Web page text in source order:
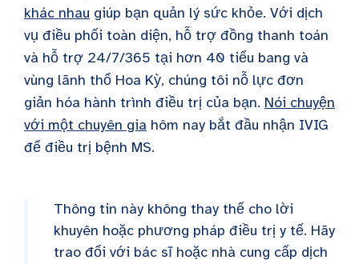
khác nhau giúp bạn quản lý sức khỏe. Với dịch
vụ điều phối toàn diện, hỗ trợ đồng thanh toán
và hỗ trợ 24/7/365 tại hơn 40 tiểu bang và
vùng lãnh thổ Hoa Kỳ, chúng tôi nỗ lực đơn
giản hóa hành trình điều trị của bạn. Nói chuyện
với một chuyên gia hôm nay bắt đầu nhận IVIG
để điều trị bệnh MS.
Thông tin này không thay thế cho lời
khuyên hoặc phương pháp điều trị y tế. Hãy
trao đổi với bác sĩ hoặc nhà cung cấp dịch